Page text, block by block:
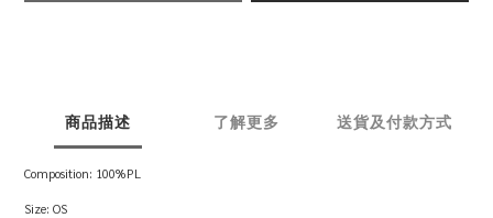
商品描述 了解更多 送貨及付款方式
Composition: 100%PL
Size: OS